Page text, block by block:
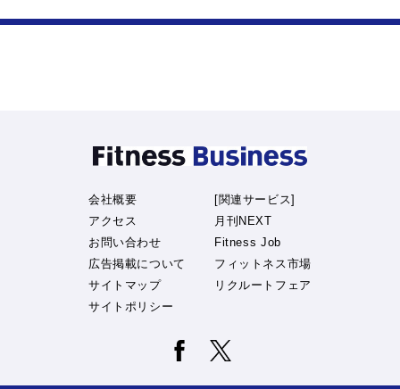
会社概要
アクセス
お問い合わせ
広告掲載について
サイトマップ
サイトポリシー
[関連サービス]
月刊NEXT
Fitness Job
フィットネス市場
リクルートフェア